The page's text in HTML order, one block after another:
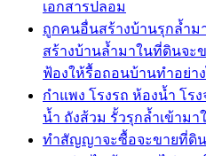
เอกสารปลอม
ถูกคนอื่นสร้างบ้านรุกล้ำม
สร้างบ้านล้ำมาในที่ดินจะ
ฟ้องให้รื้อถอนบ้านทำอย่าง
กำแพง โรงรถ ห้องน้ำ โร
น้ำ ถังส้วม รั้วรุกล้ำเข้ามา
ทำสัญญาจะซื้อจะขายที่ดิน